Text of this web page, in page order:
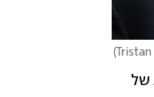
)